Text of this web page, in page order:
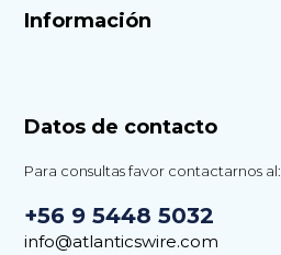
Información
Datos de contacto
Para consultas favor contactarnos al:
+56 9 5448 5032
info@atlanticswire.com